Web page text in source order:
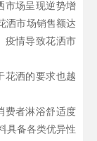
市场呈现逆势增
洒市场销售额达
疫情导致花洒市
洒的要求也越
者淋浴舒适度
具备各类优异性